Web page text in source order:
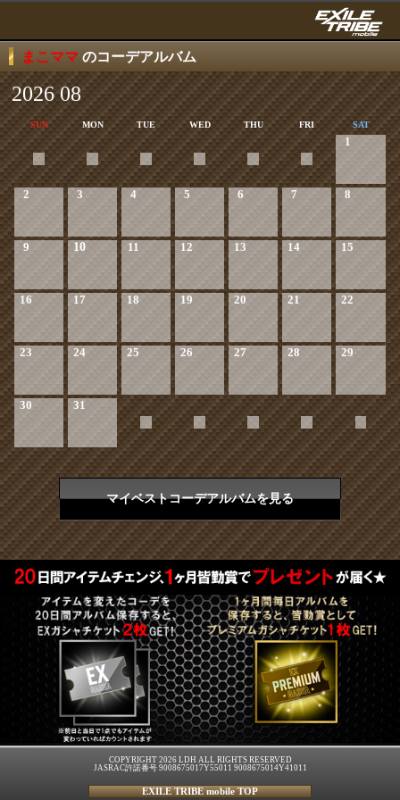
まこママ のコーデアルバム
2026 08
SUN MON TUE WED THU FRI SAT
1
2 3 4 5 6 7 8
9 10 11 12 13 14 15
16 17 18 19 20 21 22
23 24 25 26 27 28 29
30 31
マイベストコーデアルバムを見る
COPYRIGHT 2026 LDH ALL RIGHTS RESERVED
JASRAC許諾番号 9008675017Y55011 9008675014Y41011
EXILE TRIBE mobile TOP